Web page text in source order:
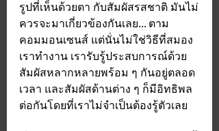
รูปที่เห็นด้วยตา กับสัมผัสรสชาติ มันไม่
ควรจะมาเกี่ยวข้องกันเลย... ตาม
คอมมอนเซนส์ แต่นั่นไม่ใช่วิธีที่สมอง
เราทำงาน เรารับรู้ประสบการณ์ด้วย
สัมผัสหลากหลายพร้อม ๆ กันอยู่ตลอด
เวลา และสัมผัสด้านต่าง ๆ ก็มีอิทธิพล
ต่อกันโดยที่เราไม่จำเป็นต้องรู้ตัวเลย